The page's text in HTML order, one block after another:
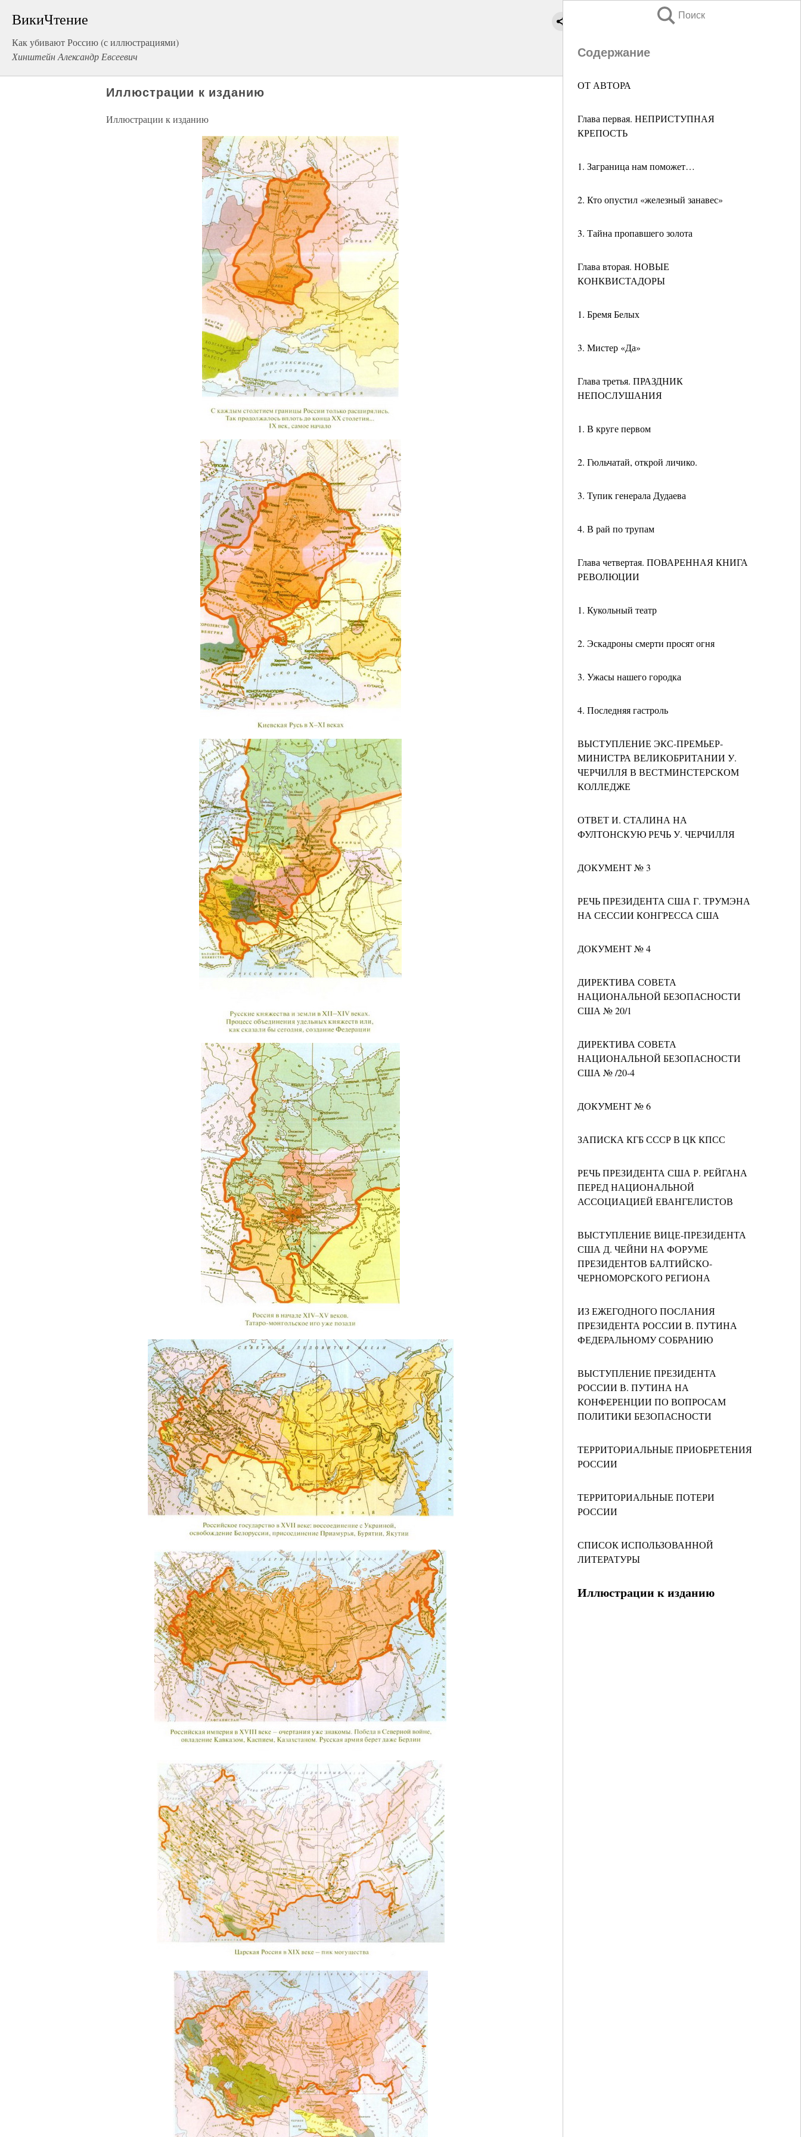
ВикиЧтение
Как убивают Россию (с иллюстрациями)
Хинштейн Александр Евсеевич
Поиск
Содержание
ОТ АВТОРА
Глава первая. НЕПРИСТУПНАЯ
КРЕПОСТЬ
1. Заграница нам поможет…
2. Кто опустил «железный занавес»
3. Тайна пропавшего золота
Глава вторая. НОВЫЕ
КОНКВИСТАДОРЫ
1. Бремя Белых
3. Мистер «Да»
Глава третья. ПРАЗДНИК
НЕПОСЛУШАНИЯ
1. В круге первом
2. Гюльчатай, открой личико.
3. Тупик генерала Дудаева
4. В рай по трупам
Глава четвертая. ПОВАРЕННАЯ КНИГА
РЕВОЛЮЦИИ
1. Кукольный театр
2. Эскадроны смерти просят огня
3. Ужасы нашего городка
4. Последняя гастроль
ВЫСТУПЛЕНИЕ ЭКС-ПРЕМЬЕР-
МИНИСТРА ВЕЛИКОБРИТАНИИ У.
ЧЕРЧИЛЛЯ В ВЕСТМИНСТЕРСКОМ
КОЛЛЕДЖЕ
ОТВЕТ И. СТАЛИНА НА
ФУЛТОНСКУЮ РЕЧЬ У. ЧЕРЧИЛЛЯ
ДОКУМЕНТ № 3
РЕЧЬ ПРЕЗИДЕНТА США Г. ТРУМЭНА
НА СЕССИИ КОНГРЕССА США
ДОКУМЕНТ № 4
ДИРЕКТИВА СОВЕТА
НАЦИОНАЛЬНОЙ БЕЗОПАСНОСТИ
США № 20/1
ДИРЕКТИВА СОВЕТА
НАЦИОНАЛЬНОЙ БЕЗОПАСНОСТИ
США № /20-4
ДОКУМЕНТ № 6
ЗАПИСКА КГБ СССР В ЦК КПСС
РЕЧЬ ПРЕЗИДЕНТА США Р. РЕЙГАНА
ПЕРЕД НАЦИОНАЛЬНОЙ
АССОЦИАЦИЕЙ ЕВАНГЕЛИСТОВ
ВЫСТУПЛЕНИЕ ВИЦЕ-ПРЕЗИДЕНТА
США Д. ЧЕЙНИ НА ФОРУМЕ
ПРЕЗИДЕНТОВ БАЛТИЙСКО-
ЧЕРНОМОРСКОГО РЕГИОНА
ИЗ ЕЖЕГОДНОГО ПОСЛАНИЯ
ПРЕЗИДЕНТА РОССИИ В. ПУТИНА
ФЕДЕРАЛЬНОМУ СОБРАНИЮ
ВЫСТУПЛЕНИЕ ПРЕЗИДЕНТА
РОССИИ В. ПУТИНА НА
КОНФЕРЕНЦИИ ПО ВОПРОСАМ
ПОЛИТИКИ БЕЗОПАСНОСТИ
ТЕРРИТОРИАЛЬНЫЕ ПРИОБРЕТЕНИЯ
РОССИИ
ТЕРРИТОРИАЛЬНЫЕ ПОТЕРИ
РОССИИ
СПИСОК ИСПОЛЬЗОВАННОЙ
ЛИТЕРАТУРЫ
Иллюстрации к изданию
Иллюстрации к изданию
Иллюстрации к изданию